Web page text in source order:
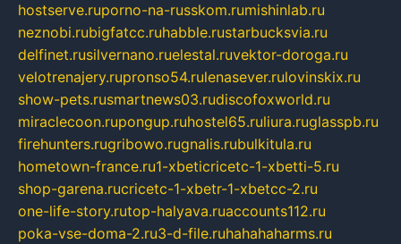
hostserve.ruporno-na-russkom.rumishinlab.ru
neznobi.rubigfatcc.ruhabble.rustarbucksvia.ru
delfinet.rusilvernano.ruelestal.ruvektor-doroga.ru
velotrenajery.rupronso54.rulenasever.rulovinskix.ru
show-pets.rusmartnews03.rudiscofoxworld.ru
miraclecoon.rupongup.ruhostel65.ruliura.ruglasspb.ru
firehunters.rugribowo.rugnalis.rubulkitula.ru
hometown-france.ru1-xbeticricetc-1-xbetti-5.ru
shop-garena.rucricetc-1-xbetr-1-xbetcc-2.ru
one-life-story.rutop-halyava.ruaccounts112.ru
poka-vse-doma-2.ru3-d-file.ruhahahaharms.ru